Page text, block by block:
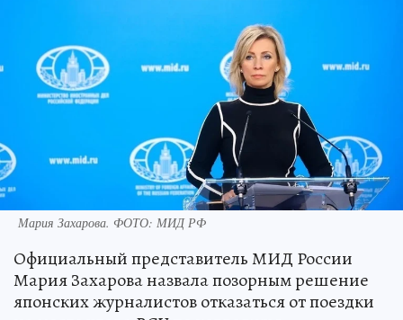
Мария Захарова. ФОТО: МИД РФ
Официальный представитель МИД России
Мария Захарова назвала позорным решение
японских журналистов отказаться от поездки